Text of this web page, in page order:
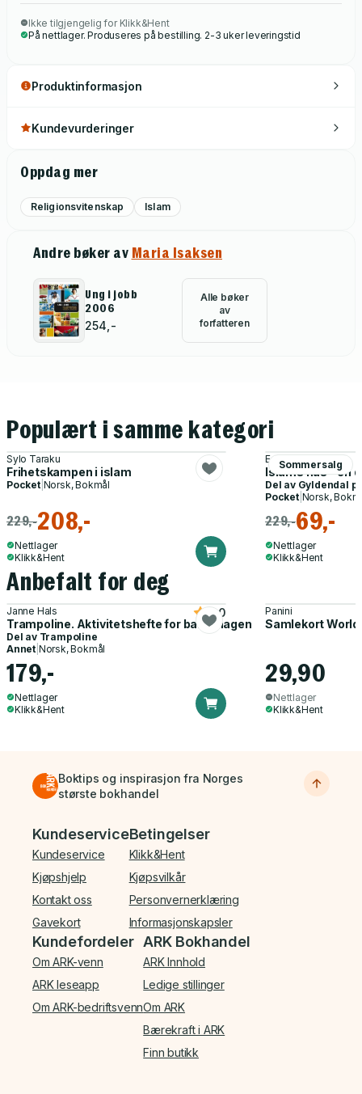
Ikke tilgjengelig for Klikk&Hent
På nettlager. Produseres på bestilling. 2-3 uker leveringstid
Produktinformasjon
Kundevurderinger
Oppdag mer
Religionsvitenskap Islam
Andre bøker av Maria Isaksen
Ung i jobb
2006
254,-
Alle bøker
av
forfatteren
Populært i samme kategori
Sylo Taraku
Frihetskampen i islam
Pocket| Norsk, Bokmål
229,-208,-
Nettlager
Klikk&Hent
Sommersalg
Ed Husain
Islams hus - en
Del av Gyldendal
Pocket| Norsk,
229,-69,-
Nettlager
Klikk&Hent
Anbefalt for deg
Janne Hals
Trampoline. Aktivitetshefte for barnehagen
5.0
Del av Trampoline
Annet Norsk, Bokmål
179,-
Nettlager
Klikk&Hent
Panini
Samlekort
29,90
Nettlager
Klikk&Hent
Boktips og inspirasjon fra Norges
største bokhandel
Bunnmeny
Kundeservice
Kundeservice
Kjøpshjelp
Kontakt oss
Gavekort
Betingelser
Klikk&Hent
Kjøpsvilkår
Personvernerklæring
Informasjonskapsler
Kundefordeler
Om ARK-venn
ARK leseapp
Om ARK-bedriftsvenn
ARK Bokhandel
ARK Innhold
Ledige stillinger
Om ARK
Bærekraft i ARK
Finn butikk